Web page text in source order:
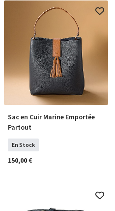
COMMANDER
Sac en Cuir Marine Emportée
Partout
En Stock
150,00 €